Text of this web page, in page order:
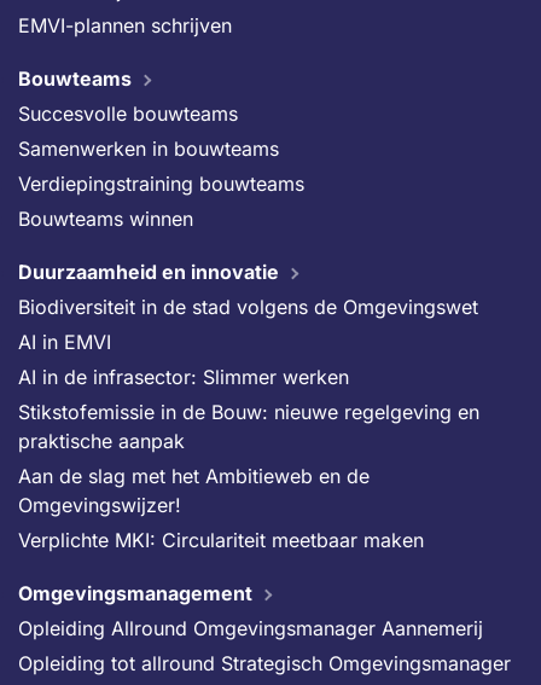
EMVI-plannen schrijven
Bouwteams
Succesvolle bouwteams
Samenwerken in bouwteams
Verdiepingstraining bouwteams
Bouwteams winnen
Duurzaamheid en innovatie
Biodiversiteit in de stad volgens de Omgevingswet
AI in EMVI
AI in de infrasector: Slimmer werken
Stikstofemissie in de Bouw: nieuwe regelgeving en
praktische aanpak
Aan de slag met het Ambitieweb en de
Omgevingswijzer!
Verplichte MKI: Circulariteit meetbaar maken
Omgevingsmanagement
Opleiding Allround Omgevingsmanager Aannemerij
Opleiding tot allround Strategisch Omgevingsmanager